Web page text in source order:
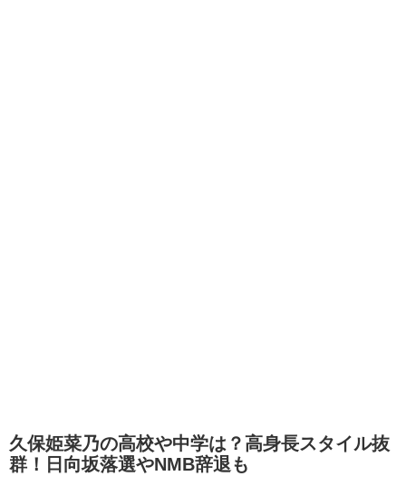
久保姫菜乃の高校や中学は？高身長スタイル抜
群！日向坂落選やNMB辞退も